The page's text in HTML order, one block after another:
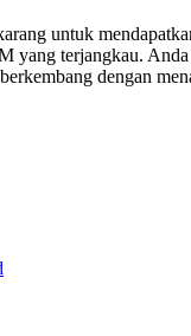
untuk
yang terjangkau. Anda
dengan